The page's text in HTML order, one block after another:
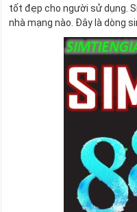
tốt đẹp cho người sử dụng.
nhà mạng nào. Đây là dòng